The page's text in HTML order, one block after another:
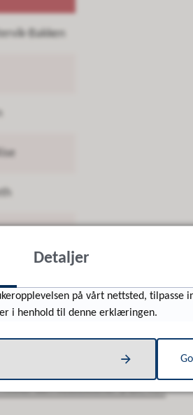
Bakken
.
regi rettet mot målgruppa
du i vedtektene.(PDF, 419
Detaljer
på vårt nettsted,
i henhold til denne erklæringen.